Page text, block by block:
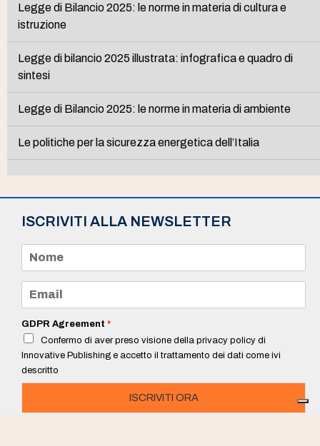
Legge di Bilancio 2025: le norme in materia di cultura e
istruzione
Legge di bilancio 2025 illustrata: infografica e quadro di
sintesi
Legge di Bilancio 2025: le norme in materia di ambiente
Le politiche per la sicurezza energetica dell’Italia
ISCRIVITI ALLA NEWSLETTER
m
e
a
i
*
GDPR Agreement *
Confermo di aver preso visione della privacy policy di
Innovative Publishing e accetto il trattamento dei dati come ivi
descritto
ISCRIVITI ORA